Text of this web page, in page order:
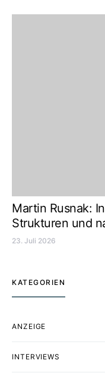
Martin Rusnak:
Strukturen und
23. Juli 2026
KATEGORIEN
ANZEIGE
INTERVIEWS